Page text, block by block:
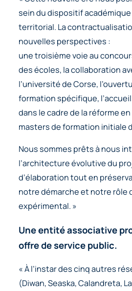
sein du dispositif
territorial. La
nouvelles perspectives :
une troisième voie au
des écoles, la collaboration
l’université de Corse,
formation spécifique,
dans le cadre de la réforme
masters de formation initiale
Nous sommes prêts à nous
l’architecture évolutive du
d’élaboration tout en
notre démarche et notre rôle
expérimental. »
Une entité associative
offre de service public.
« À l’instar des cinq autres
(Diwan, Seaska, Calandreta,